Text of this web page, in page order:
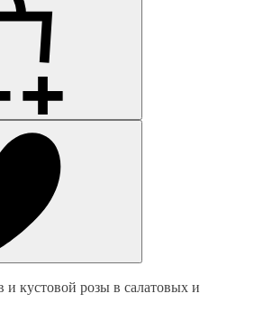
и кустовой розы в салатовых и